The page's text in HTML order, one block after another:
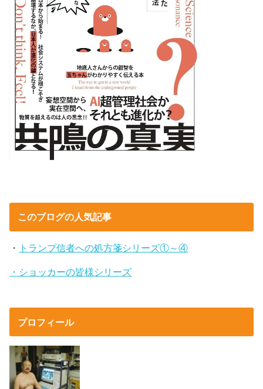
このブログの人気記事
・ トランプ信者への処方箋シリーズ①～④
・ショッカーの皆様シリーズ
プロフィール